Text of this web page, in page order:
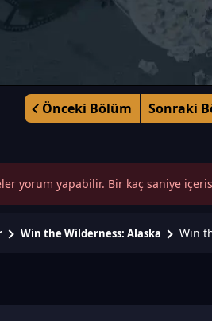
Önceki Bölüm Sonraki
yorum yapabilir. Bir kaç saniye
Win the Wilderness: Alaska Win